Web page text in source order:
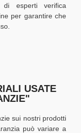
esperti verifica
per garantire che
USATE
sui nostri prodotti
può variare a